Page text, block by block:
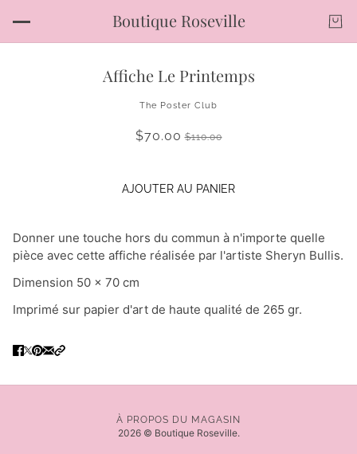
Boutique Roseville
Affiche Le Printemps
The Poster Club
$70.00 $110.00
AJOUTER AU PANIER
Donner une touche hors du commun à n'importe quelle
pièce avec cette affiche réalisée par l'artiste Sheryn Bullis.
Dimension 50 x 70 cm
Imprimé sur papier d'art de haute qualité de 265 gr.
À PROPOS DU MAGASIN
2026 © Boutique Roseville.